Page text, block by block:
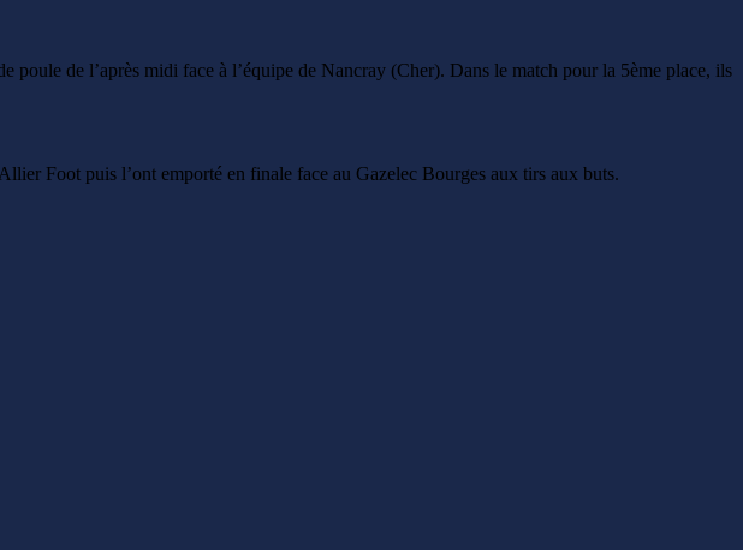
poule de l’après midi face à l’équipe de Nancray (Cher). Dans le match pour la 5ème place, ils
Foot puis l’ont emporté en finale face au Gazelec Bourges aux tirs aux buts.